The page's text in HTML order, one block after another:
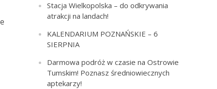
Stacja Wielkopolska – do odkrywania
atrakcji na landach!
KALENDARIUM POZNAŃSKIE – 6
SIERPNIA
Darmowa podróż w czasie na Ostrowie
Tumskim! Poznasz średniowiecznych
aptekarzy!